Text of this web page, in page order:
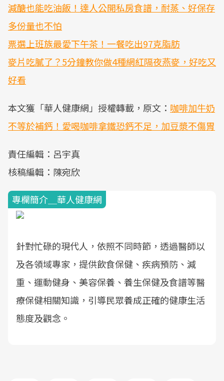
減醣也能吃油飯！達人公開私房食譜，耐蒸、好保存
多份量也不怕
票選上班族最愛下午茶！一餐吃出97克脂肪
麥片吃膩了？5分鐘教你做4種網紅隔夜燕麥，好吃又
好看
本文獲「華人健康網」授權轉載，原文： 咖啡加牛奶
不等於補鈣！愛喝咖啡拿鐵恐鈣不足，加豆漿不傷胃
責任編輯：呂宇真
核稿編輯：陳宛欣
專欄簡介＿華人健康網
針對忙碌的現代人，依照不同時節，透過醫師以
及各領域專家，提供飲食保健、疾病預防、減
重、運動健身、美容保養、養生保健及食譜等醫
療保健相關知識，引導民眾養成正確的健康生活
態度及觀念。